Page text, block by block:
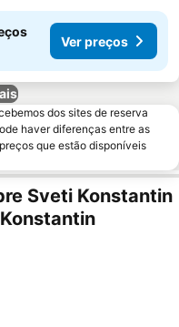
Ver preços
dos sites de reserva
haver diferenças entre as
que estão disponíveis
Sveti Konstantin